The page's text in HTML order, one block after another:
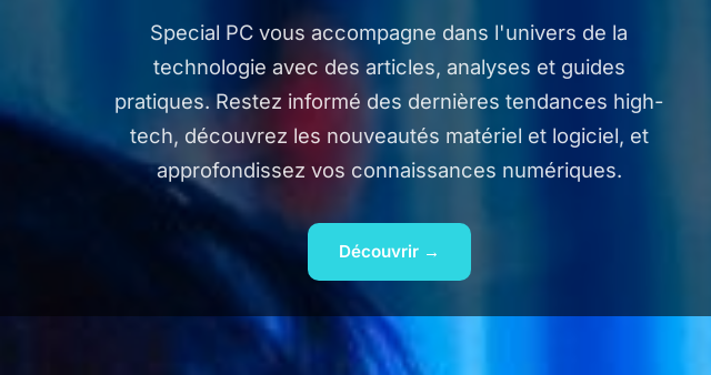
Special PC vous accompagne dans l'univers de la
technologie avec des articles, analyses et guides
pratiques. Restez informé des dernières tendances high-
tech, découvrez les nouveautés matériel et logiciel, et
approfondissez vos connaissances numériques.
Découvrir →